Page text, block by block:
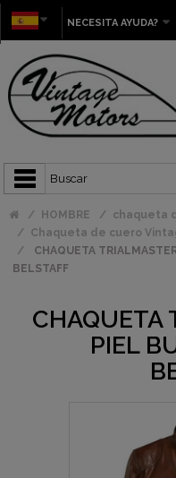
NECESITA AYUDA?
HOMBRE
chaqueta
Chaqueta de cuero
CHAQUETA
BELSTAFF
CHAQUETA
PIEL